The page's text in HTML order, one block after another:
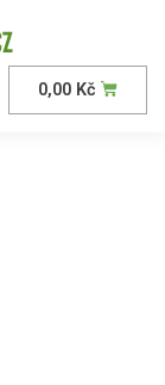
0,00 Kč